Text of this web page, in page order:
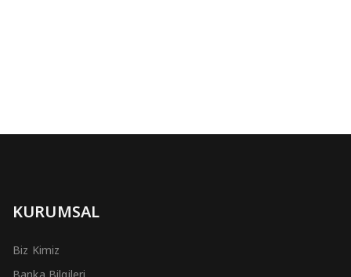
KURUMSAL
Biz Kimiz
Banka Bilgileri